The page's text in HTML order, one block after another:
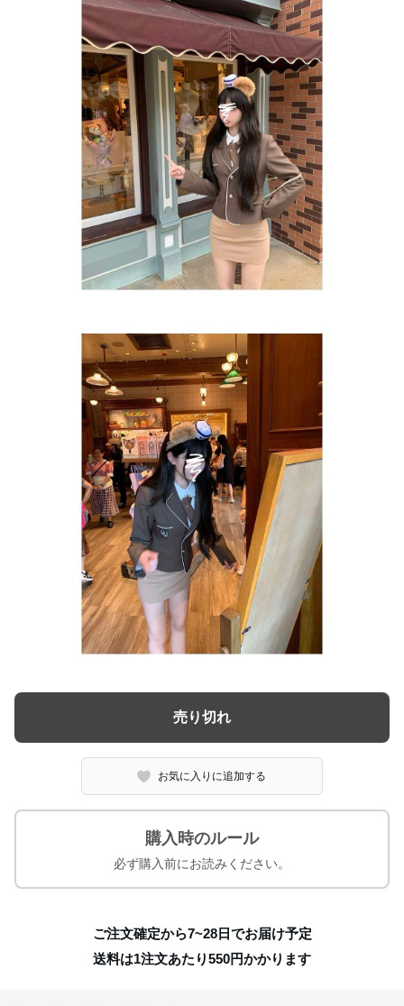
売り切れ
お気に入りに追加する
購入時のルール
必ず購入前にお読みください。
ご注文確定から7~28日でお届け予定
送料は1注文あたり550円かかります